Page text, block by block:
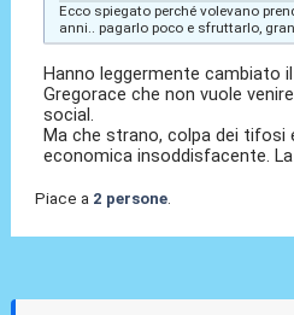
Ecco spiegato perché volevano
anni.. pagarlo poco e sfruttarlo,
Hanno leggermente cambiato
Gregorace che non vuole
social.
Ma che strano, colpa dei tifosi
economica insoddisfacente.
Piace a 2 persone.